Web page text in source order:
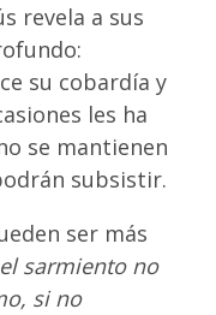
revela a sus
su cobardía y
les ha
se mantienen
subsistir.
ser más
sarmiento no
si no